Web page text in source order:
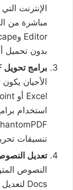
بدون تحميل
برامج تحويل PDF إلى تنسيقات تحرير أخرى:
تنسيقات
تعديل